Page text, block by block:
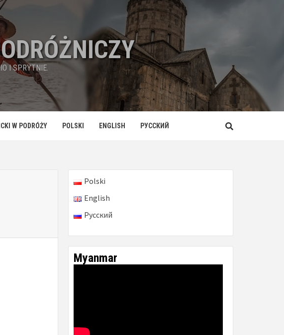
I SPRYTNIE.
W PODRÓŻY POLSKI ENGLISH РУССКИЙ
Polski
English
Русский
Myanmar